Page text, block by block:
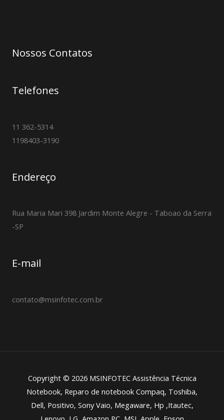
Nossos Contatos
Telefones
11 362-5314
1198403-3190
Endereço
Rua Maria Mari 398 Jardim Monte Alegre - Taboao da Serra
-SP
E-mail
contato@msinfotec.com.br
Copyright © 2026 MSINFOTEC Assistência Técnica
Notebook, Reparo de notebook Compaq, Toshiba,
Dell, Positivo, Sony Vaio, Megaware, Hp ,Itautec,